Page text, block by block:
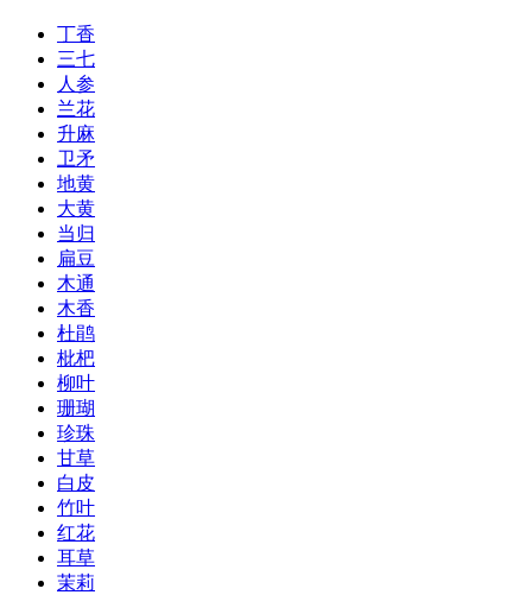
丁香
三七
人参
兰花
升麻
卫矛
地黄
大黄
当归
扁豆
木通
木香
杜鹃
枇杷
柳叶
珊瑚
珍珠
甘草
白皮
竹叶
红花
耳草
茉莉